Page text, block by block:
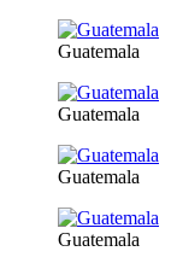
Guatemala
Guatemala
Guatemala
Guatemala